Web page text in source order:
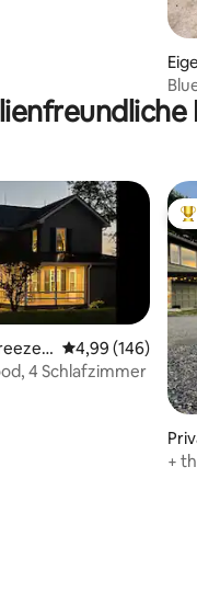
5, 138 Bewertungen
Durchschnittliche
4,99 (146)
4 Schlafzimmer
+